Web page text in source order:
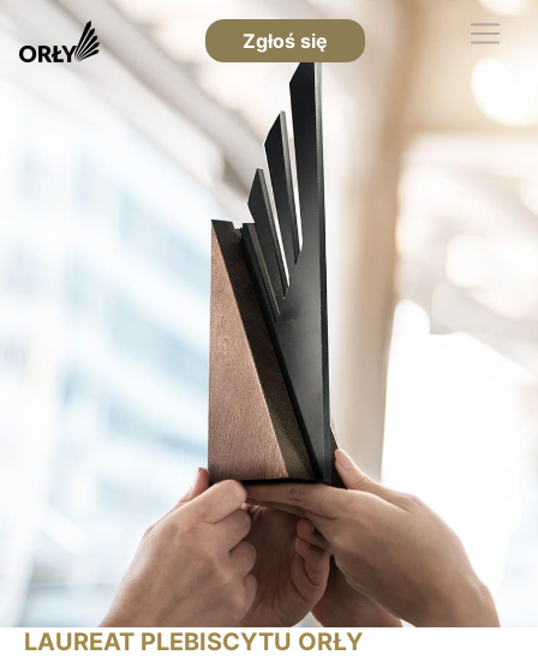
Zgłoś się
LAUREAT PLEBISCYTU ORŁY